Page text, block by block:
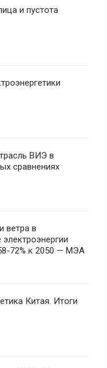
и пустота
ВИЭ в
сравнениях
ветра в
72% к 2050 — МЭА
Китая. Итоги